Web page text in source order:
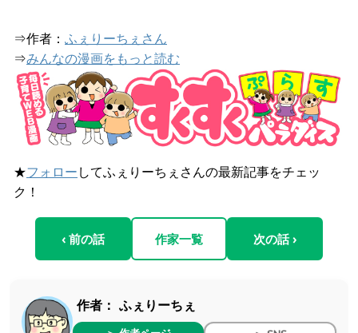
⇒作者： ふぇりーちぇさん
⇒みんなの漫画をもっと読む
★フォロー してふぇりーちぇさんの最新記事をチェッ
ク！
‹ 前の話 作家一覧 次の話 ›
作者： ふぇりーちぇ